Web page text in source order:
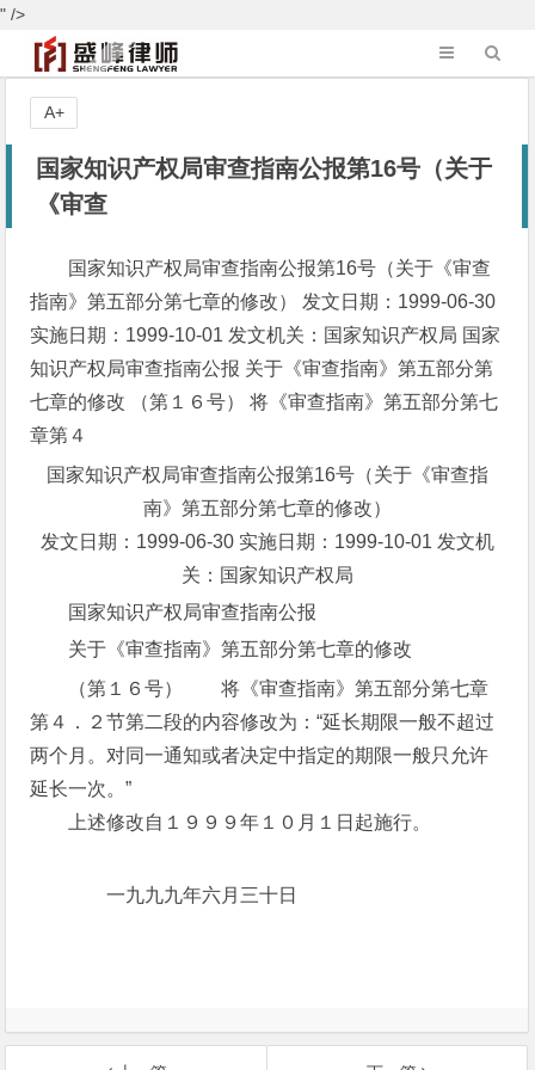
" />
国家知识产权局审查指南公报第16号（关于
《审查
国家知识产权局审查指南公报第16号（关于《审查
指南》第五部分第七章的修改） 发文日期：1999-06-30
实施日期：1999-10-01 发文机关：国家知识产权局 国家
知识产权局审查指南公报 关于《审查指南》第五部分第
七章的修改 （第１６号） 将《审查指南》第五部分第七
章第４
国家知识产权局审查指南公报第16号（关于《审查指
南》第五部分第七章的修改）
发文日期：1999-06-30 实施日期：1999-10-01 发文机
关：国家知识产权局
国家知识产权局审查指南公报
关于《审查指南》第五部分第七章的修改
（第１６号） 将《审查指南》第五部分第七章
第４．２节第二段的内容修改为：“延长期限一般不超过
两个月。对同一通知或者决定中指定的期限一般只允许
延长一次。”
上述修改自１９９９年１０月１日起施行。
一九九九年六月三十日
A+